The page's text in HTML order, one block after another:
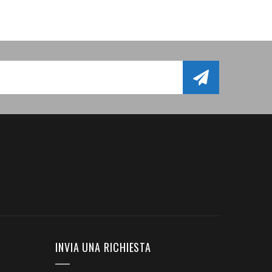
INVIA UNA RICHIESTA